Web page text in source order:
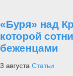
«Буря» над
которой
беженцами
3 августа Статьи